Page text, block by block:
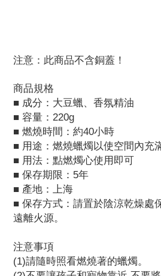
注意：此商品不含銅蓋！
商品規格
■ 成分：大豆蠟、香氛精油
■ 容量：220g
■ 燃燒時間：約40小時
■ 用途：燃燒蠟燭以使空間內充
■ 用法：點燃燭心使用即可
■ 保存期限：5年
■ 產地：上海
■ 保存方式：請置於陰涼乾燥處
遠離火源。
注意事項
(1)請隨時照看燃燒著的蠟燭。